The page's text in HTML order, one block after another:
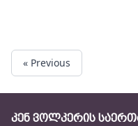
« Previous
ᲙᲔᲜ ᲕᲝᲚᲙᲔᲠᲘᲡ